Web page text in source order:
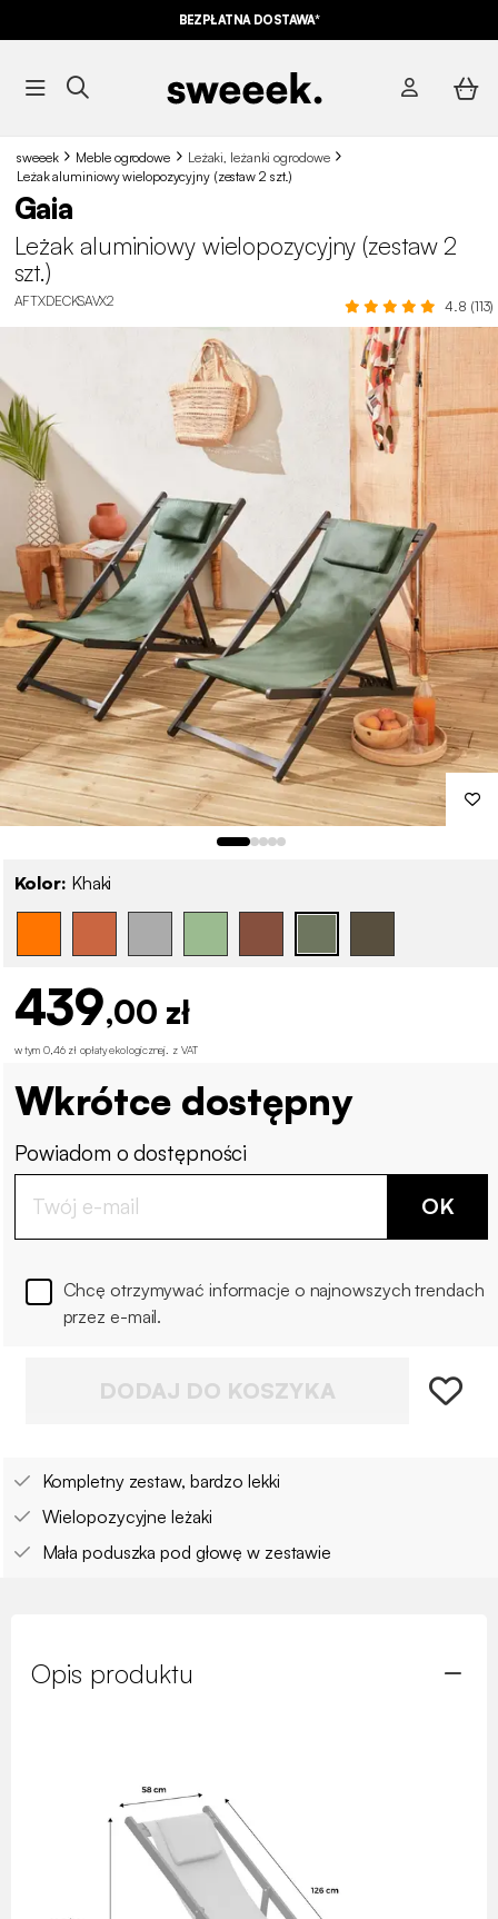
BEZPŁATNA DOSTAWA*
sweeek Meble ogrodowe
Leżaki, leżanki ogrodowe
Leżak aluminiowy wielopozycyjny (zestaw 2 szt.)
Gaia
Leżak aluminiowy wielopozycyjny (zestaw 2
szt.)
AFTXDECKSAVX2 4.8 (113)
Kolor: Khaki
439,00 zł
w tym 0,46 zł opłaty ekologicznej z VAT
Wkrótce dostępny
Powiadom o dostępności
OK
Chcę otrzymywać informacje o najnowszych trendach
przez e-mail.
DODAJ DO KOSZYKA
Kompletny zestaw, bardzo lekki
Wielopozycyjne leżaki
Mała poduszka pod głowę w zestawie
Opis produktu